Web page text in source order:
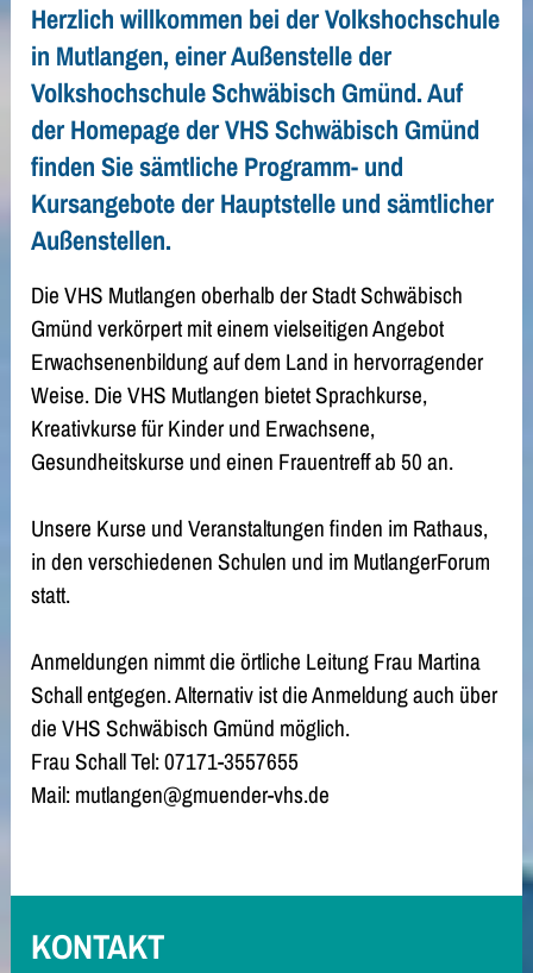
Herzlich willkommen bei der Volkshochschule
in Mutlangen, einer Außenstelle der
Volkshochschule Schwäbisch Gmünd. Auf
der Homepage der VHS Schwäbisch Gmünd
finden Sie sämtliche Programm- und
Kursangebote der Hauptstelle und sämtlicher
Außenstellen.
Die VHS Mutlangen oberhalb der Stadt Schwäbisch
Gmünd verkörpert mit einem vielseitigen Angebot
Erwachsenenbildung auf dem Land in hervorragender
Weise. Die VHS Mutlangen bietet Sprachkurse,
Kreativkurse für Kinder und Erwachsene,
Gesundheitskurse und einen Frauentreff ab 50 an.
Unsere Kurse und Veranstaltungen finden im Rathaus,
in den verschiedenen Schulen und im MutlangerForum
statt.
Anmeldungen nimmt die örtliche Leitung Frau Martina
Schall entgegen. Alternativ ist die Anmeldung auch über
die VHS Schwäbisch Gmünd möglich.
Frau Schall Tel: 07171-3557655
Mail: mutlangen@gmuender-vhs.de
KONTAKT